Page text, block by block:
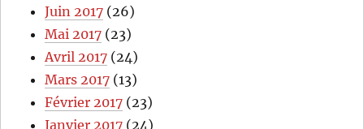
Juin 2017 (26)
Mai 2017 (23)
Avril 2017 (24)
Mars 2017 (13)
Février 2017 (23)
Janvier 2017 (24)